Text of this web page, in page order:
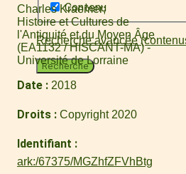
Contenu
Recherche avancée
Recherche
Charles Kraemer
Histoire et Cultures de
l'Antiquité et du Moyen Âge
(EA1132 / HISCANT-MA) -
Université de Lorraine
Date 2018
Droits Copyright 2020
Identifiant
ark:/67375/MGZhfZFVhBtg